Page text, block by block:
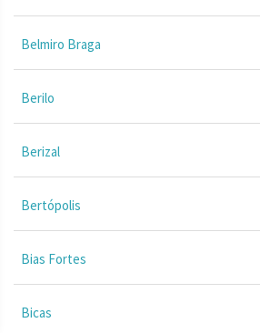
Belmiro Braga
Berilo
Berizal
Bertópolis
Bias Fortes
Bicas